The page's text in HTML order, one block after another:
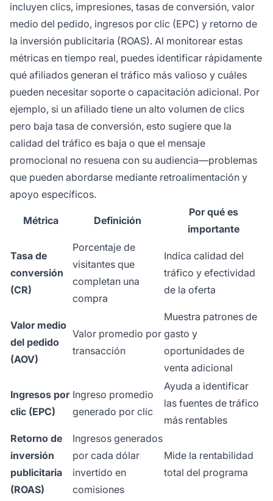
incluyen clics, impresiones, tasas de conversión, valor
medio del pedido, ingresos por clic (EPC) y retorno de
la inversión publicitaria (ROAS). Al monitorear estas
métricas en tiempo real, puedes identificar rápidamente
qué afiliados generan el tráfico más valioso y cuáles
pueden necesitar soporte o capacitación adicional. Por
ejemplo, si un afiliado tiene un alto volumen de clics
pero baja tasa de conversión, esto sugiere que la
calidad del tráfico es baja o que el mensaje
promocional no resuena con su audiencia—problemas
que pueden abordarse mediante retroalimentación y
apoyo específicos.
Métrica Definición
Por qué es
importante
Tasa de
conversión
(CR)
Porcentaje de
visitantes que
completan una
compra
Indica calidad del
tráfico y efectividad
de la oferta
Valor medio
del pedido
(AOV)
Valor promedio por
transacción
Muestra patrones de
gasto y
oportunidades de
venta adicional
Ingresos por
clic (EPC)
Ingreso promedio
generado por clic
Ayuda a identificar
las fuentes de tráfico
más rentables
Retorno de
inversión
publicitaria
(ROAS)
Ingresos generados
por cada dólar
invertido en
comisiones
Mide la rentabilidad
total del programa